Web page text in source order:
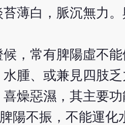
薄白，脈沉無力
，常有脾陽虛不能
腫、或兼見四肢乏
燥惡濕，其主要
陽不振，不能運化